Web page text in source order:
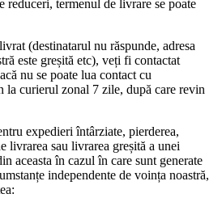
reduceri, termenul de livrare se poate
(destinatarul nu răspunde, adresa
este greșită etc), veți fi contactat
nu se poate lua contact cu
la curierul zonal 7 zile, după care revin
expedieri întârziate, pierderea,
livrarea sau livrarea greșită a unei
aceasta în cazul în care sunt generate
independente de voința noastră,